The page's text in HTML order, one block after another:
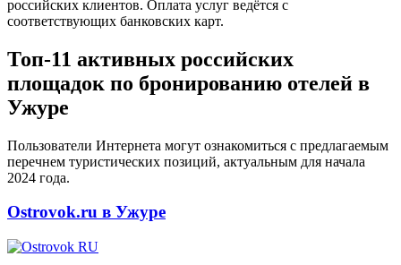
российских клиентов. Оплата услуг ведётся с
соответствующих банковских карт.
Топ-11 активных российских
площадок по бронированию отелей в
Ужуре
Пользователи Интернета могут ознакомиться с предлагаемым
перечнем туристических позиций, актуальным для начала
2024 года.
Ostrovok.ru в Ужуре